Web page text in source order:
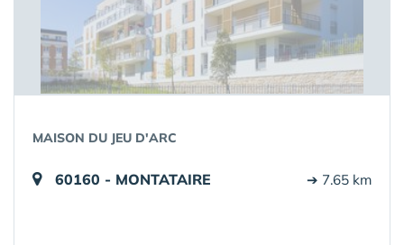
MAISON DU JEU D'ARC
60160 - MONTATAIRE ➔ 7.65 km